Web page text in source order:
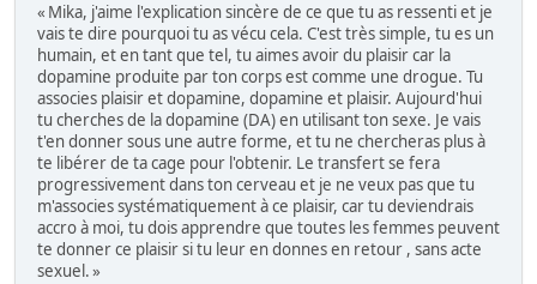
« Mika, j'aime l'explication sincère de ce que tu as ressenti et je
vais te dire pourquoi tu as vécu cela. C'est très simple, tu es un
humain, et en tant que tel, tu aimes avoir du plaisir car la
dopamine produite par ton corps est comme une drogue. Tu
associes plaisir et dopamine, dopamine et plaisir. Aujourd'hui
tu cherches de la dopamine (DA) en utilisant ton sexe. Je vais
t'en donner sous une autre forme, et tu ne chercheras plus à
te libérer de ta cage pour l'obtenir. Le transfert se fera
progressivement dans ton cerveau et je ne veux pas que tu
m'associes systématiquement à ce plaisir, car tu deviendrais
accro à moi, tu dois apprendre que toutes les femmes peuvent
te donner ce plaisir si tu leur en donnes en retour , sans acte
sexuel. »